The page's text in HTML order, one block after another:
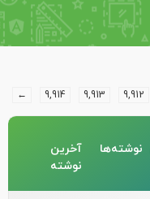
9,912
9,913
9,914
←
نوشته‌ها
آخرین
نوشته